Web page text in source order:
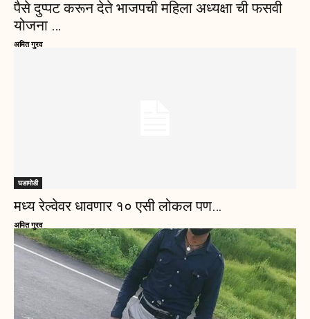
पैसे दुप्पट करून देते भाजपची महिला अध्यक्षा ची फसवी
योजना …
अमित गुरव
घडामोडी
मध्य रेल्वेवर धावणार १० एसी लोकल पण…
अमित गुरव